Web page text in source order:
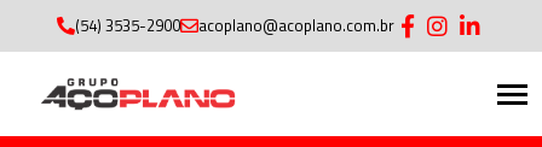
(54) 3535-2900 acoplano@acoplano.com.br